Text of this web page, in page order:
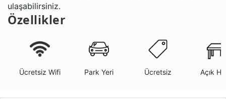
ulaşabilirsiniz.
Özellikler
Ücretsiz Wifi Park Yeri Ücretsiz Açık